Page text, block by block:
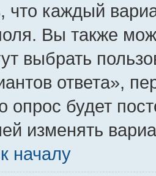
что каждый
Вы также
выбрать
ответа»,
опрос будет
изменять
началу